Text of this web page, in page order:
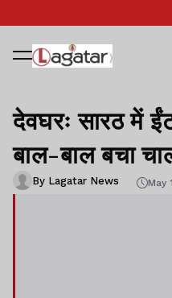
देवघरः सारठ में
बाल-बाल बचा
By Lagatar News May